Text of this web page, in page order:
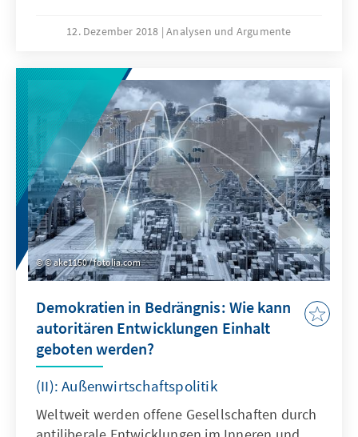
12. Dezember 2018 Analysen und Argumente
© ake1150 / fotolia.com
Demokratien in Bedrängnis: Wie kann
autoritären Entwicklungen Einhalt
geboten werden?
(II): Außenwirtschaftspolitik
Weltweit werden offene Gesellschaften durch